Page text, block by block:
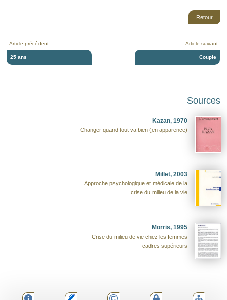
Retour
Article précédent
25 ans
Article suivant
Couple
Sources
Kazan, 1970
Changer quand tout va bien (en apparence)
Millet, 2003
Approche psychologique et médicale de la
crise du milieu de la vie
Morris, 1995
Crise du milieu de vie chez les femmes
cadres supérieurs